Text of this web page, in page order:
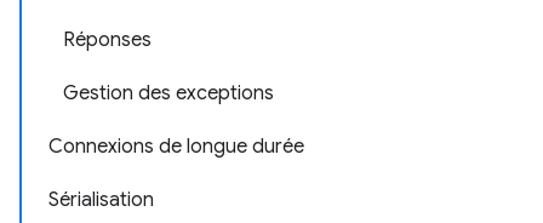
Réponses
Gestion des exceptions
Connexions de longue durée
Sérialisation